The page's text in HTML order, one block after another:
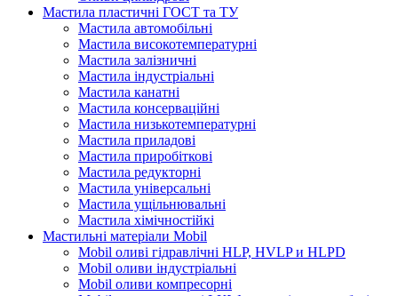
Мастила пластичні ГОСТ та ТУ
Мастила автомобільні
Мастила високотемпературні
Мастила залізничні
Мастила індустріальні
Мастила канатні
Мастила консерваційні
Мастила низькотемпературні
Мастила приладові
Мастила приробіткові
Мастила редукторні
Мастила універсальні
Мастила ущільнювальні
Мастила хімічностійкі
Мастильні матеріали Mobil
Mobil оливі гідравлічні HLP, HVLP и HLPD
Mobil оливи індустріальні
Mobil оливи компресорні